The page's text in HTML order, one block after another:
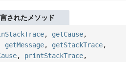
されたメソッド
, getCause,
getMessage, getStackTrace,
, printStackTrace,